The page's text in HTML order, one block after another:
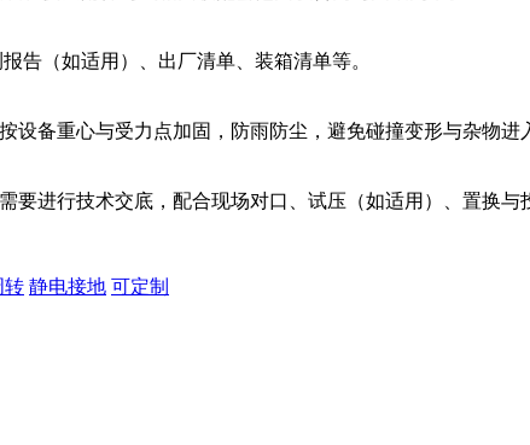
告（如适用）、出厂清单、装箱清单等。
备重心与受力点加固，防雨防尘，避免碰撞变形与杂物进
进行技术交底，配合现场对口、试压（如适用）、置换与
转 静电接地 可定制